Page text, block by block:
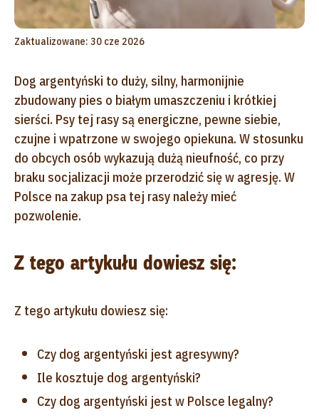
Zaktualizowane: 30 cze 2026
Dog argentyński to duży, silny, harmonijnie
zbudowany pies o białym umaszczeniu i krótkiej
sierści. Psy tej rasy są energiczne, pewne siebie,
czujne i wpatrzone w swojego opiekuna. W stosunku
do obcych osób wykazują dużą nieufność, co przy
braku socjalizacji może przerodzić się w agresję. W
Polsce na zakup psa tej rasy należy mieć
pozwolenie.
Z tego artykułu dowiesz się:
Z tego artykułu dowiesz się:
Czy dog argentyński jest agresywny?
Ile kosztuje dog argentyński?
Czy dog argentyński jest w Polsce legalny?